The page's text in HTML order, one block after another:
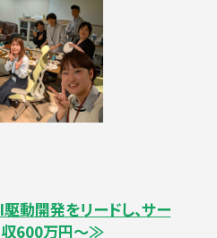
駆動開発をリードし、サー
収600万円～≫